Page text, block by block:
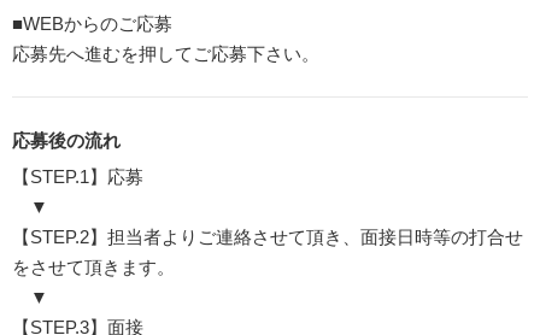
■WEBからのご応募
応募先へ進むを押してご応募下さい。
応募後の流れ
【STEP.1】応募
▼
【STEP.2】担当者よりご連絡させて頂き、面接日時等の打合せ
をさせて頂きます。
▼
【STEP.3】面接